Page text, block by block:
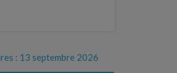
: 13 septembre 2026